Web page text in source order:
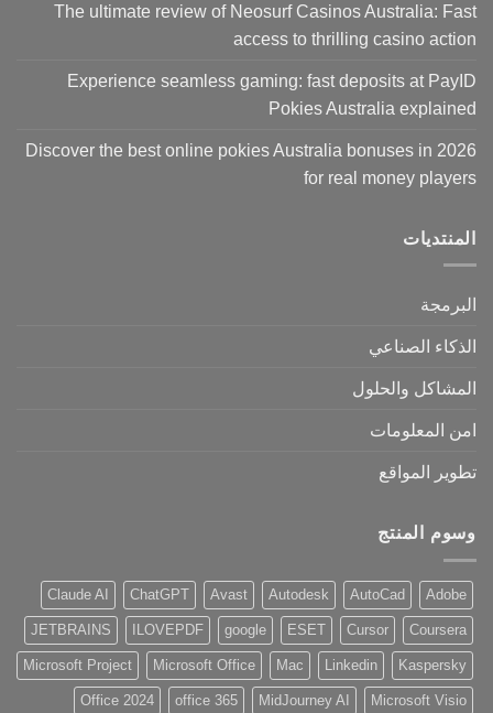
The ultimate review of Neosurf Casinos Australia: Fast
access to thrilling casino action
Experience seamless gaming: fast deposits at PayID
Pokies Australia explained
Discover the best online pokies Australia bonuses in 2026
for real money players
المنتديات
البرمجة
الذكاء الصناعي
المشاكل والحلول
امن المعلومات
تطوير المواقع
وسوم المنتج
Adobe
AutoCad
Autodesk
Avast
ChatGPT
Claude AI
Coursera
Cursor
ESET
google
ILOVEPDF
JETBRAINS
Kaspersky
Linkedin
Mac
Microsoft Office
Microsoft Project
Microsoft Visio
MidJourney AI
office 365
Office 2024